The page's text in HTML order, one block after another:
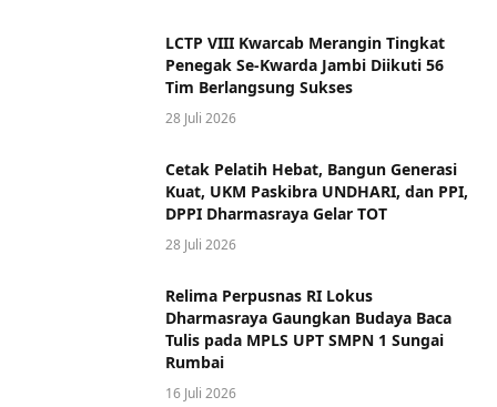
LCTP VIII Kwarcab Merangin Tingkat
Penegak Se-Kwarda Jambi Diikuti 56
Tim Berlangsung Sukses
28 Juli 2026
Cetak Pelatih Hebat, Bangun Generasi
Kuat, UKM Paskibra UNDHARI, dan PPI,
DPPI Dharmasraya Gelar TOT
28 Juli 2026
Relima Perpusnas RI Lokus
Dharmasraya Gaungkan Budaya Baca
Tulis pada MPLS UPT SMPN 1 Sungai
Rumbai
16 Juli 2026